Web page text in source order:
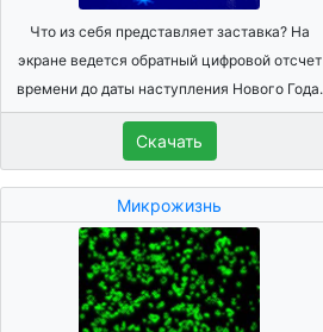
Что из себя представляет заставка? На
экране ведется обратный цифровой отсчет
времени до даты наступления Нового Года.
Скачать
Микрожизнь